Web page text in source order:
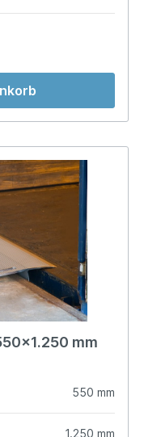
mm
550 mm
1.250 mm